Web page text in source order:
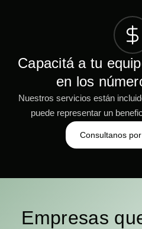
Capacitá a tu
en los
Nuestros servicios están
puede representar un
Consultanos
Empresas